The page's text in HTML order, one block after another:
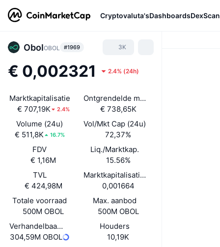
Cryptovaluta'sDashboardsDexScan
ObolOBOL #1969 3K
€ 0,002321 2.4% (24h)
Marktkapitalisatie
€ 707,19K
2.4%
Ontgrendelde mkt. cap
€ 738,65K
Volume (24u)
€ 511,8K
16.7%
Vol/Mkt Cap (24u)
72,37%
FDV
€ 1,16M
Liq./Marktkap.
15.56%
TVL
€ 424,98M
Marktkapitalisatie/TVL
0,001664
Totale voorraad
500M OBOL
Max. aanbod
500M OBOL
Verhandelbaar aanbod
304,59M OBOL
Houders
10,19K